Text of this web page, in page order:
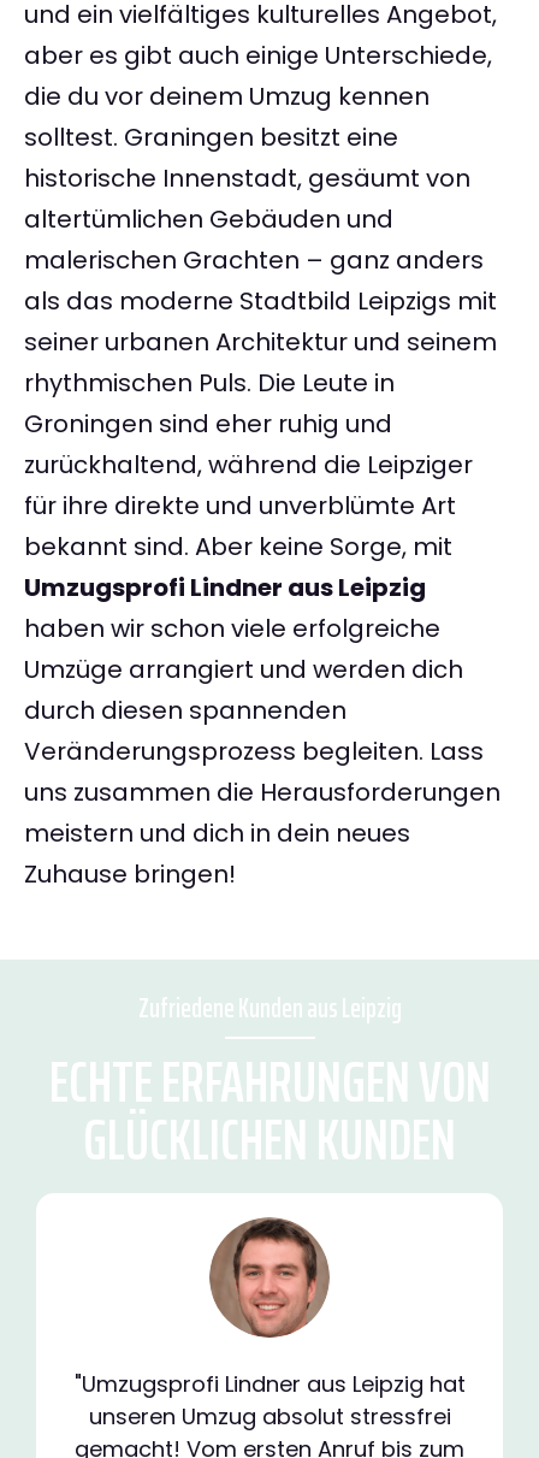
und ein vielfältiges kulturelles Angebot,
aber es gibt auch einige Unterschiede,
die du vor deinem Umzug kennen
solltest. Graningen besitzt eine
historische Innenstadt, gesäumt von
altertümlichen Gebäuden und
malerischen Grachten – ganz anders
als das moderne Stadtbild Leipzigs mit
seiner urbanen Architektur und seinem
rhythmischen Puls. Die Leute in
Groningen sind eher ruhig und
zurückhaltend, während die Leipziger
für ihre direkte und unverblümte Art
bekannt sind. Aber keine Sorge, mit
Umzugsprofi Lindner aus Leipzig
haben wir schon viele erfolgreiche
Umzüge arrangiert und werden dich
durch diesen spannenden
Veränderungsprozess begleiten. Lass
uns zusammen die Herausforderungen
meistern und dich in dein neues
Zuhause bringen!
Zufriedene Kunden aus Leipzig
ECHTE ERFAHRUNGEN VON
GLÜCKLICHEN KUNDEN
"Umzugsprofi Lindner aus Leipzig hat
unseren Umzug absolut stressfrei
gemacht! Vom ersten Anruf bis zum